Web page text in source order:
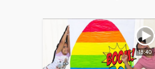
18:40